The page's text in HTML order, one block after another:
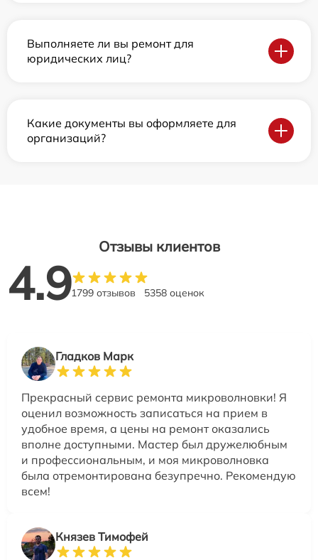
Выполняете ли вы ремонт для
юридических лиц?
Какие документы вы оформляете для
организаций?
Отзывы клиентов
4.91799 отзывов 5358 оценок
Гладков Марк
Прекрасный сервис ремонта микроволновки! Я
оценил возможность записаться на прием в
удобное время, а цены на ремонт оказались
вполне доступными. Мастер был дружелюбным
и профессиональным, и моя микроволновка
была отремонтирована безупречно. Рекомендую
всем!
Князев Тимофей